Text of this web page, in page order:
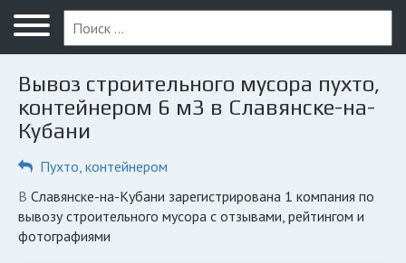
Меню
Главная
Вопрос юристу
Славянск-на-Кубани
ПОЛЬЗОВАТЕЛЯМ
Компании
Экоблог
Вывоз строительного мусора пухто,
контейнером 6 м3 в Славянске-на-
Кубани
Пухто, контейнером
в Славянске-на-Кубани зарегистрирована 1 компания по
вывозу строительного мусора с отзывами, рейтингом и
фотографиями